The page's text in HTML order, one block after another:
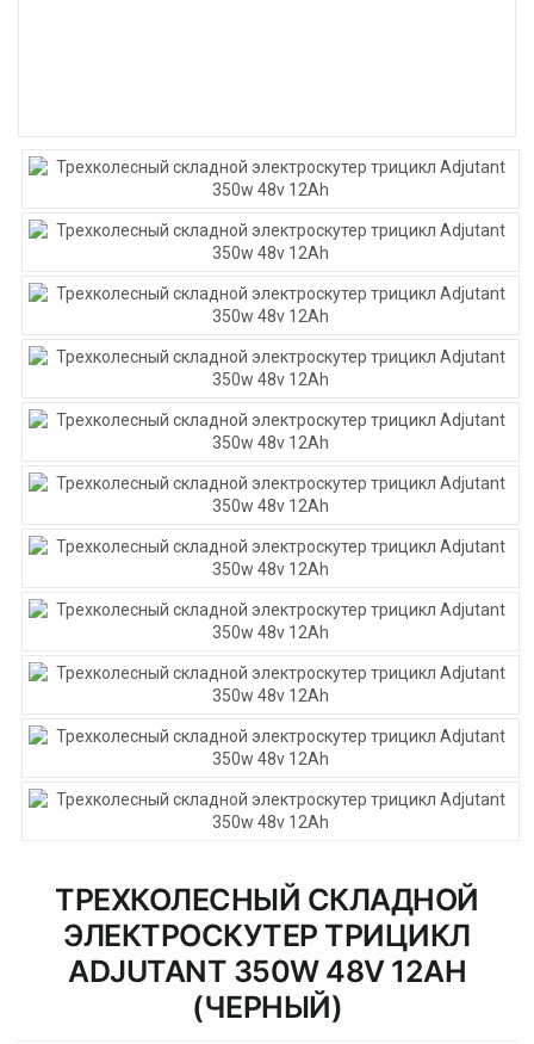
ТРЕХКОЛЕСНЫЙ СКЛАДНОЙ
ЭЛЕКТРОСКУТЕР ТРИЦИКЛ
ADJUTANT 350W 48V 12AH
(ЧЕРНЫЙ)